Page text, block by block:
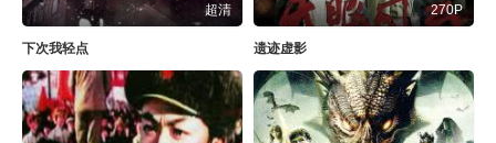
超清
下次我轻点
270P
遗迹虚影